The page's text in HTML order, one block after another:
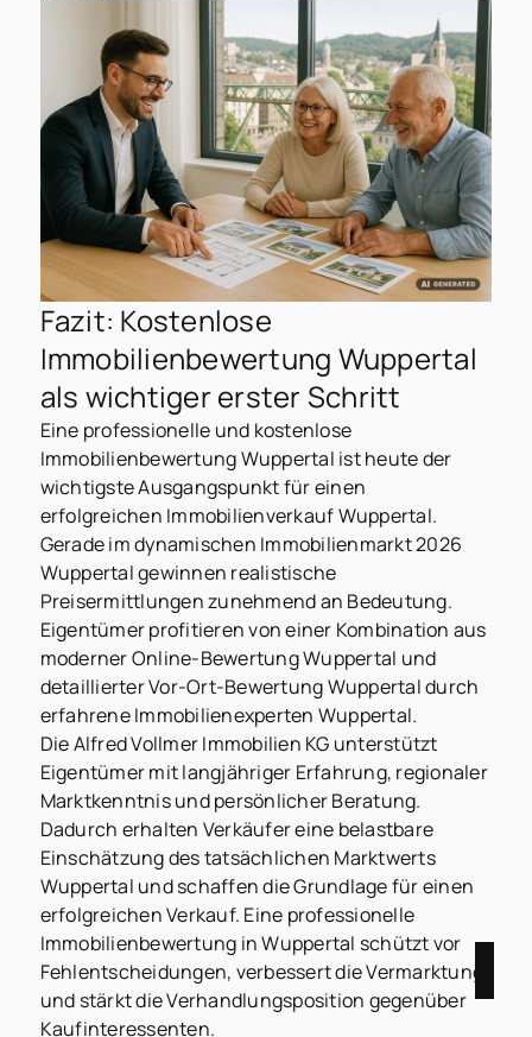
Fazit: Kostenlose
Immobilienbewertung Wuppertal
als wichtiger erster Schritt
Eine professionelle und kostenlose
Immobilienbewertung Wuppertal ist heute der
wichtigste Ausgangspunkt für einen
erfolgreichen Immobilienverkauf Wuppertal.
Gerade im dynamischen Immobilienmarkt 2026
Wuppertal gewinnen realistische
Preisermittlungen zunehmend an Bedeutung.
Eigentümer profitieren von einer Kombination aus
moderner Online-Bewertung Wuppertal und
detaillierter Vor-Ort-Bewertung Wuppertal durch
erfahrene Immobilienexperten Wuppertal.
Die Alfred Vollmer Immobilien KG unterstützt
Eigentümer mit langjähriger Erfahrung, regionaler
Marktkenntnis und persönlicher Beratung.
Dadurch erhalten Verkäufer eine belastbare
Einschätzung des tatsächlichen Marktwerts
Wuppertal und schaffen die Grundlage für einen
erfolgreichen Verkauf. Eine professionelle
Immobilienbewertung in Wuppertal schützt vor
Fehlentscheidungen, verbessert die Vermarktung
und stärkt die Verhandlungsposition gegenüber
Kaufinteressenten.